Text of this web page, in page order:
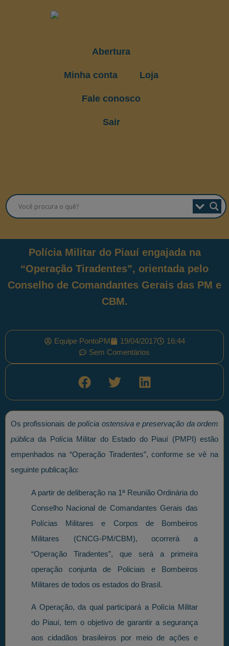
Abertura
Minha conta Loja
Fale conosco
Sair
Polícia Militar do Piauí engajada na
“Operação Tiradentes”, orientada pelo
Conselho de Comandantes Gerais das PM e
CBM.
Equipe PontoPM 19/04/2017
16:44
Sem Comentários
Os profissionais depolícia ostensiva e preservação da ordem
pública da Polícia Militar do Estado do Piauí (PMPI) estão
empenhados na “Operação Tiradentes”, conforme se vê na
seguinte publicação:
A partir de deliberação na 1ª Reunião Ordinária do
Conselho Nacional de Comandantes Gerais das
Polícias Militares e Corpos de Bombeiros
Militares (CNCG-PM/CBM), ocorrerá a
“Operação Tiradentes”, que será a primeira
operação conjunta de Policiais e Bombeiros
Militares de todos os estados do Brasil.
A Operação, da qual participará a Polícia Militar
do Piauí, tem o objetivo de garantir a segurança
aos cidadãos brasileiros por meio de ações e